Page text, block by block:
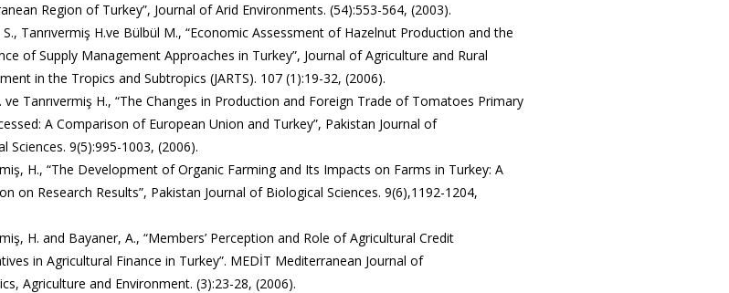
Region of Turkey”, Journal of Arid Environments. (54):553-564, (2003).
Tanrıvermiş H.ve Bülbül M., “Economic Assessment of Hazelnut Production and the
of Supply Management Approaches in Turkey”, Journal of Agriculture and Rural
in the Tropics and Subtropics (JARTS). 107 (1):19-32, (2006).
ve Tanrıvermiş H., “The Changes in Production and Foreign Trade of Tomatoes Primary
A Comparison of European Union and Turkey”, Pakistan Journal of
Sciences. 9(5):995-1003, (2006).
H., “The Development of Organic Farming and Its Impacts on Farms in Turkey: A
on Research Results”, Pakistan Journal of Biological Sciences. 9(6),1192-1204,
H. and Bayaner, A., “Members’ Perception and Role of Agricultural Credit
in Agricultural Finance in Turkey”. MEDİT Mediterranean Journal of
Agriculture and Environment. (3):23-28, (2006).